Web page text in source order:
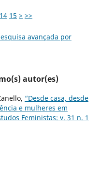
14 15 > >>
avançada por
autor(es)
“Desde casa, desde
e mulheres em
Feministas: v. 31 n. 1